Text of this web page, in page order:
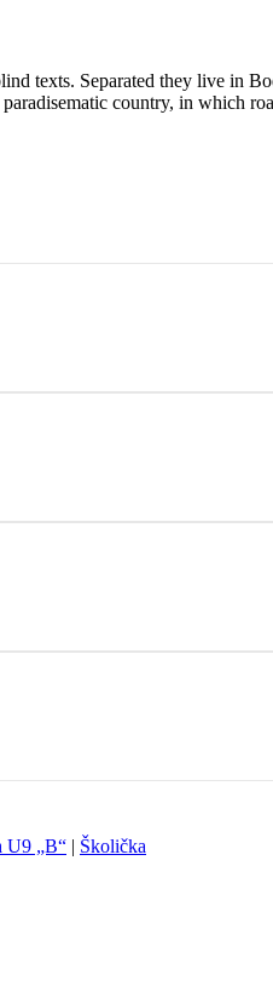
texts. Separated they live in
country, in which
U9 „B“ | Školička